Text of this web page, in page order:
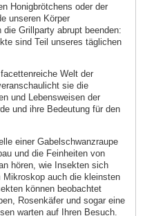
Honigbrötchens oder der
unseren Körper
Grillparty abrupt beenden:
sind Teil unseres täglichen
Welt der
sie die
und Lebensweisen der
und ihre Bedeutung für den
einer Gabelschwanzraupe
und die Feinheiten von
hören, wie Insekten sich
Mikroskop auch die kleinsten
können beobachtet
Rosenkäfer und sogar eine
warten auf Ihren Besuch.